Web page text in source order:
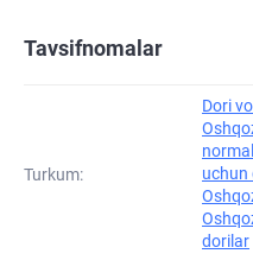
Tavsifnomalar
Turkum:
Dori
uchun
dorilar